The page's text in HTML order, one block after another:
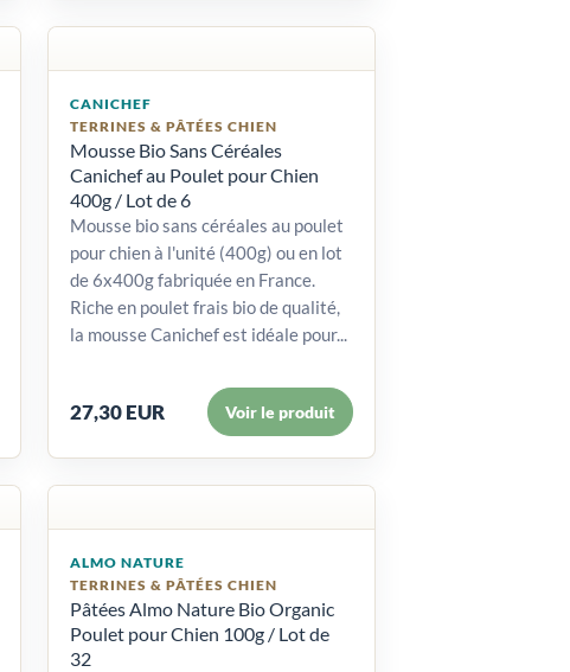
CANICHEF
TERRINES & PÂTÉES CHIEN
Mousse Bio Sans Céréales
Canichef au Poulet pour Chien
400g / Lot de 6
Mousse bio sans céréales au poulet
pour chien à l'unité (400g) ou en lot
de 6x400g fabriquée en France.
Riche en poulet frais bio de qualité,
la mousse Canichef est idéale pour...
27,30 EUR Voir le produit
ALMO NATURE
TERRINES & PÂTÉES CHIEN
Pâtées Almo Nature Bio Organic
Poulet pour Chien 100g / Lot de
32